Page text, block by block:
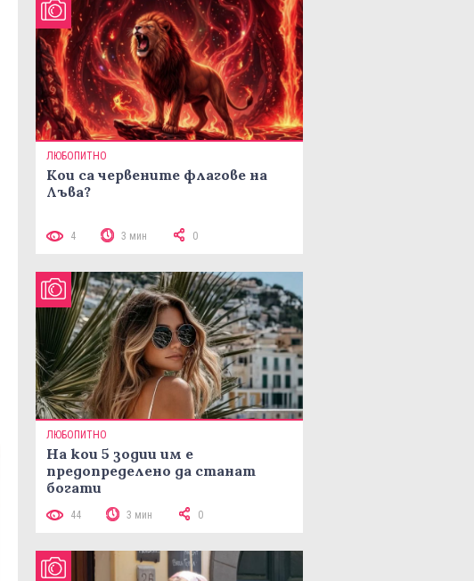
ЛЮБОПИТНО
Кои са червените флагове на
Лъва?
4 3 мин 0
ЛЮБОПИТНО
На кои 5 зодии им е
предопределено да станат
богати
44 3 мин 0